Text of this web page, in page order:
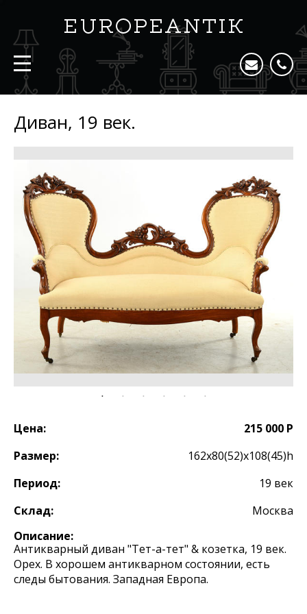
Диван, 19 век.
Цена:
215 000 Р
Размер:
162х80(52)х108(45)h
Период:
19 век
Склад:
Москва
Описание:
Антикварный диван "Тет-а-тет" & козетка, 19 век.
Орех. В хорошем антикварном состоянии, есть
следы бытования. Западная Европа.